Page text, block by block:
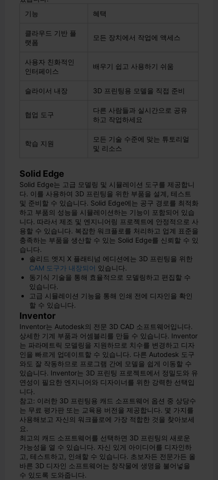
기능
혜택
클라우드 기반 플
랫폼
모든 장치에서 작업에 액세스
사용자 친화적인
인터페이스
배우기 쉽고 사용하기 쉬움
슬라이서 내장 3D 프린팅용 모델을 직접 준비
협업 도구
다른 사람들과 실시간으로 공유
하고 작업하세요
학습 지원
모든 기술 수준에 맞는 튜토리얼
및 리소스
Solid Edge
Solid Edge는 고급 모델링 및 시뮬레이션 도구를 제공합니
다. 이를 사용하여 3D 프린팅을 위한 부품을 설계, 테스트
및 준비할 수 있습니다. Solid Edge에는 공구 경로를 최적화
하고 부품의 성능을 시뮬레이션하는 기능이 포함되어 있습
니다. 따라서 제조 및 엔지니어링 프로젝트에 안정적으로 사
용할 수 있습니다. 복잡한 워크플로를 처리하고 업계 표준을
충족하는 부품을 생산할 수 있는 Solid Edge를 신뢰할 수 있
습니다.
솔리드 엣지 X 플래티넘 에디션에는 3D 프린팅을 위한
CAM 도구가 내장되어 있습니다.
동기식 기술을 통해 효율적으로 모델링하고 편집할 수
있습니다.
고급 시뮬레이션 기능을 통해 인쇄 전에 디자인을 확인
할 수 있습니다.
Inventor
Inventor는 Autodesk의 전문 3D CAD 소프트웨어입니다.
상세한 기계 부품과 어셈블리를 만들 수 있습니다. Inventor
는 파라메트릭 모델링을 지원하므로 치수를 변경하고 디자
인을 빠르게 업데이트할 수 있습니다. 다른 Autodesk 도구
와도 잘 작동하므로 프로그램 간에 모델을 쉽게 이동할 수
있습니다. Inventor는 3D 프린팅 프로젝트에서 정밀도와 유
연성이 필요한 엔지니어와 디자이너를 위한 강력한 선택입
니다.
참고: 이러한 3D 프린팅용 캐드 소프트웨어 옵션 중 상당수
는 무료 평가판 또는 교육용 버전을 제공합니다. 몇 가지를
사용해보고 자신의 워크플로에 가장 적합한 것을 찾아보세
요.
최고의 캐드 소프트웨어를 선택하면 3D 프린팅의 새로운
가능성을 열 수 있습니다. 자신 있게 아이디어를 디자인하
고, 테스트하고, 인쇄할 수 있습니다. 초보자든 전문가든 올
바른 3D 디자인 소프트웨어는 창작물에 생명을 불어넣을
수 있도록 도와줍니다.